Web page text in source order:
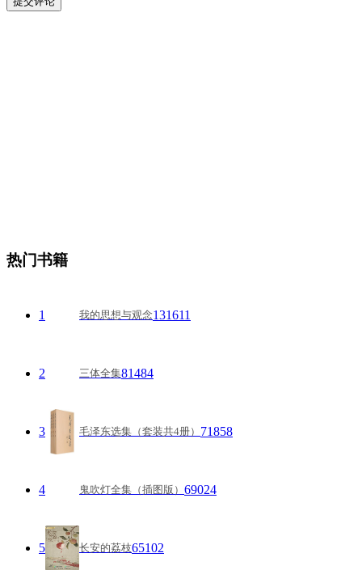
热门书籍
1 我的思想与观念131611
2 三体全集81484
3 毛泽东选集（套装共4册） 71858
4 鬼吹灯全集（插图版） 69024
5 长安的荔枝65102